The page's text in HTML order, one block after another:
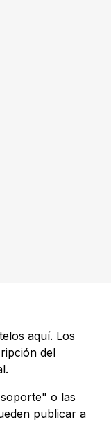
aquí. Los
del
o las
publicar a